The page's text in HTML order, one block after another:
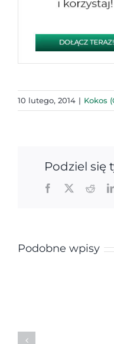
10 lutego, 2014 | Kokos
Podziel się
Facebook
X
Podobne wpisy